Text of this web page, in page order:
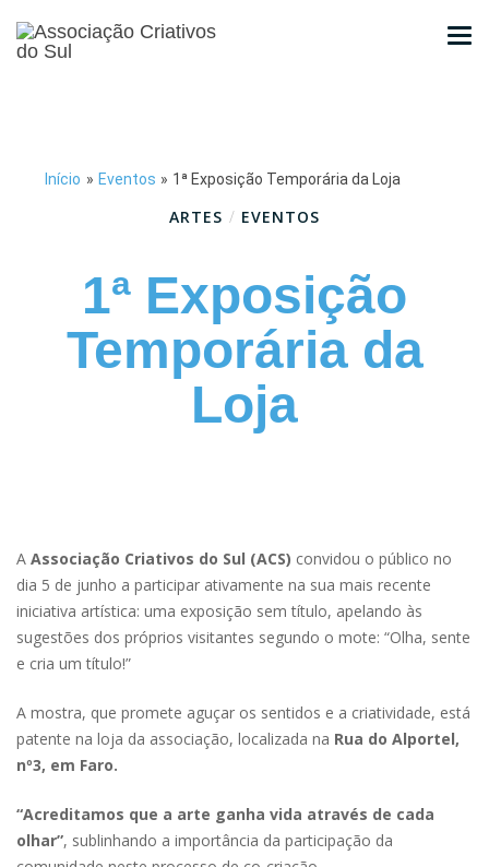
Início » Eventos » 1ª Exposição Temporária da Loja
ARTES / EVENTOS
1ª Exposição
Temporária da
Loja
A Associação Criativos do Sul (ACS) convidou o público no
dia 5 de junho a participar ativamente na sua mais recente
iniciativa artística: uma exposição sem título, apelando às
sugestões dos próprios visitantes segundo o mote: “Olha, sente
e cria um título!”
A mostra, que promete aguçar os sentidos e a criatividade, está
patente na loja da associação, localizada na Rua do Alportel,
nº3, em Faro.
“Acreditamos que a arte ganha vida através de cada
olhar”, sublinhando a importância da participação da